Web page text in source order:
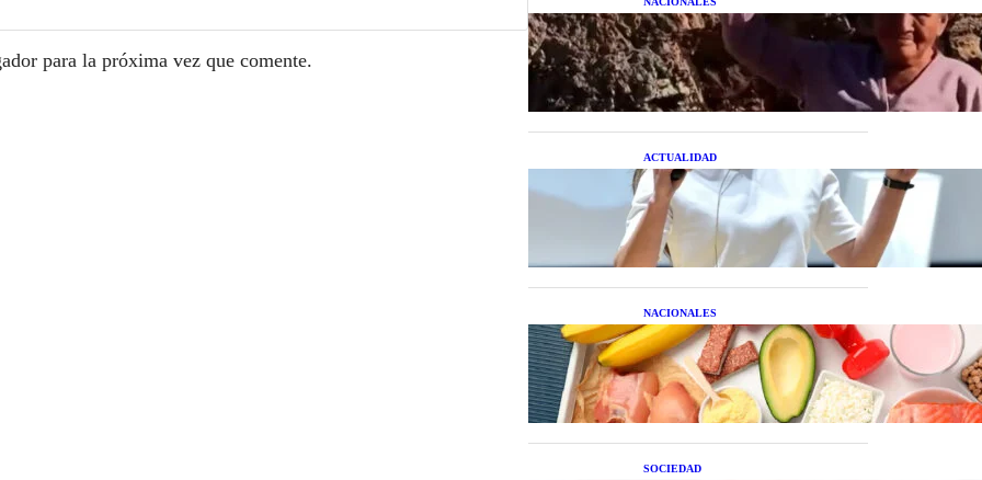
para la próxima vez que comente.
Una mujer asegura haber
peleado con un extraterrestre
cuerpo a cuerpo
ACTUALIDAD
La startup creada por una
salteña que busca resolver el
estrés financiero en
Latinoamérica
NACIONALES
Nutrición inteligente: Cinco
superalimentos de temporada
que deberías sumar a tu dieta
este mes
SOCIEDAD